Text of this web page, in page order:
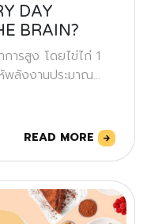
DAY
BRAIN?
ารสูง โดยไข่ไก่ 1
ลังงานประมาณ
READ MORE